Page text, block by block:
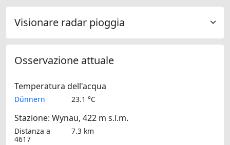
Visionare radar pioggia
Osservazione attuale
Temperatura dell'acqua
Dünnern 23.1 °C
Stazione: Wynau, 422 m s.l.m.
Distanza a
4617
7.3 km